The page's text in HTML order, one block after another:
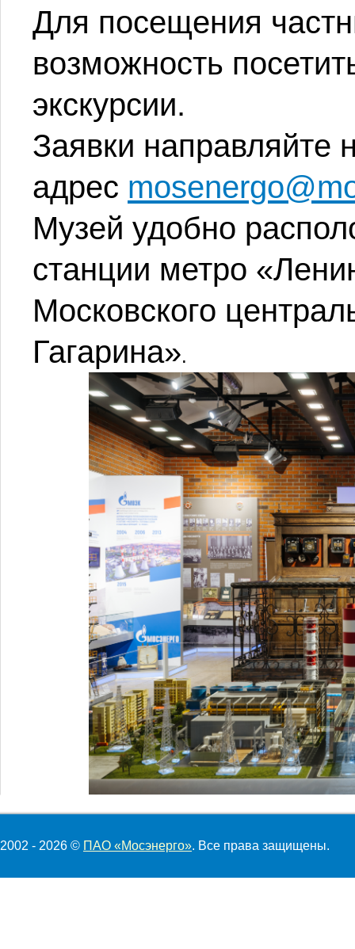
Для посещения
возможность
экскурсии.
Заявки направляйте
адрес
Музей удобно
станции метро
Московского
Гагарина».
2002 - 2026 © ПАО «Мосэнерго». Все права защищены.